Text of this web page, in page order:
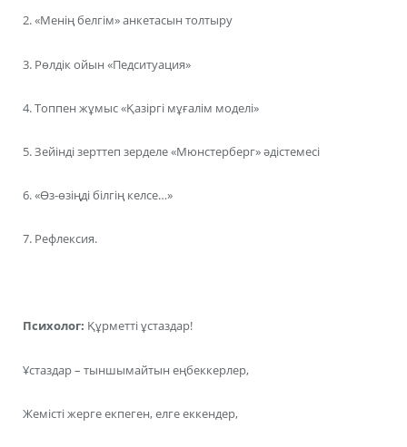
2. «Менің белгім» анкетасын толтыру
3. Рөлдік ойын «Педситуация»
4. Топпен жұмыс «Қазіргі мұғалім моделі»
5. Зейінді зерттеп зерделе «Мюнстерберг» әдістемесі
6. «Өз-өзіңді білгің келсе…»
7. Рефлексия.
Психолог: Құрметті ұстаздар!
Ұстаздар – тыншымайтын еңбеккерлер,
Жемісті жерге екпеген, елге еккендер,